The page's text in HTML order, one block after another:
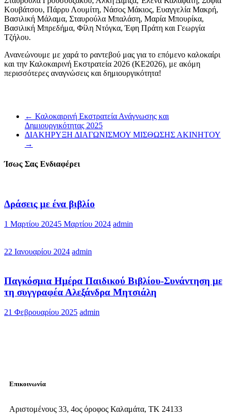
Κουβάτσου, Πάρρυ Λουμίτη, Νάσος Μάκιος, Ευαγγελία Μακρή,
Βασιλική Μάλαμα, Σταυρούλα Μπαλάση, Μαρία Μπουρίκα,
Βασιλική Μπρεδήμα, Φίλη Ντόγκα, Έφη Πράτη και Γεωργία
Τζήλου.
Ανανεώνουμε με χαρά το ραντεβού μας για το επόμενο καλοκαίρι
και την Καλοκαιρινή Εκστρατεία 2026 (ΚΕ2026), με ακόμη
περισσότερες αναγνώσεις και δημιουργικότητα!
← Καλοκαιρινή Εκστρατεία Ανάγνωσης και
Δημιουργικότητας 2025
ΔΙΑΚΗΡΥΞΗ ΔΙΑΓΩΝΙΣΜΟΥ ΜΙΣΘΩΣΗΣ ΑΚΙΝΗΤΟΥ
→
Ίσως Σας Ενδιαφέρει
Δράσεις με ένα βιβλίο
1 Μαρτίου 20245 Μαρτίου 2024 admin
22 Ιανουαρίου 2024 admin
Παγκόσμια Ημέρα Παιδικού Βιβλίου-Συνάντηση με
τη συγγραφέα Αλεξάνδρα Μητσιάλη
21 Φεβρουαρίου 2025 admin
Επικοινωνία
Αριστομένους 33, 4ος όροφος Καλαμάτα, ΤΚ 24133